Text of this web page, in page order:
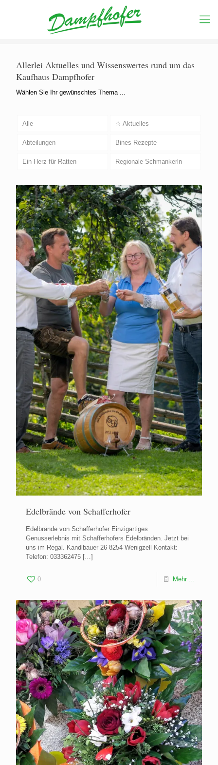
Allerlei Aktuelles und Wissenswertes rund um das
Kaufhaus Dampfhofer
Wählen Sie Ihr gewünschtes Thema ...
Alle ☆ Aktuelles
Abteilungen Bines Rezepte
Ein Herz für Ratten Regionale Schmankerln
Edelbrände von Schafferhofer
Edelbrände von Schafferhofer Einzigartiges
Genusserlebnis mit Schafferhofers Edelbränden. Jetzt bei
uns im Regal. Kandlbauer 26 8254 Wenigzell Kontakt:
Telefon: 033362475 […]
0 Mehr ...